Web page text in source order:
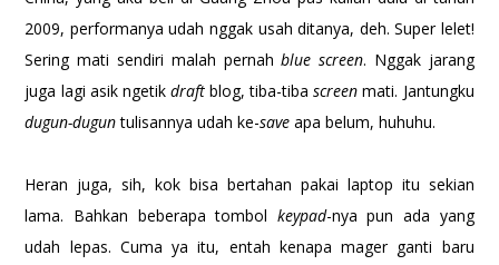
2009, performanya udah nggak usah ditanya, deh. Super lelet!
Sering mati sendiri malah pernahblue screen. Nggak jarang
juga lagi asik ngetik draftblog, tiba-tibascreen mati. Jantungku
dugun-duguntulisannya udah ke-save apa belum, huhuhu.
Heran juga, sih, kok bisa bertahan pakai laptop itu sekian
lama. Bahkan beberapa tombol keypad-nya pun ada yang
udah lepas. Cuma ya itu, entah kenapa mager ganti baru